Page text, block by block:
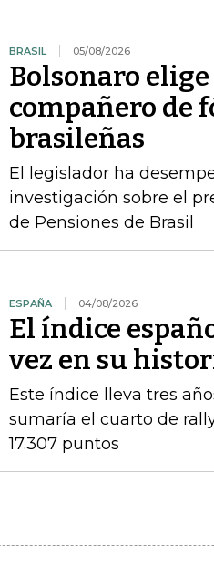
BRASIL 05/08/2026
Bolsonaro
compañero de
brasileñas
El legislador ha
investigación sobre el
de Pensiones de Brasil
ESPAÑA 04/08/2026
El índice
vez en su
Este índice lleva tres
sumaría el cuarto de
17.307 puntos